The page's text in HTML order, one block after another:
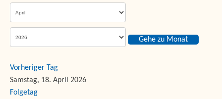
Gehe zu Monat
Vorheriger Tag
Samstag, 18. April 2026
Folgetag